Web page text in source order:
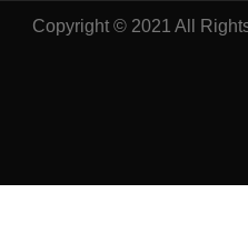
Copyright © 2021 All